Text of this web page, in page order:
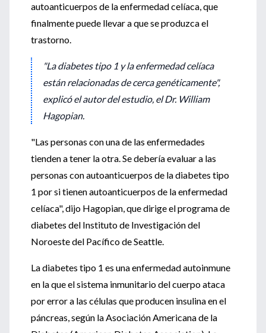
autoanticuerpos de la enfermedad celíaca, que
finalmente puede llevar a que se produzca el
trastorno.
"La diabetes tipo 1 y la enfermedad celíaca
están relacionadas de cerca genéticamente",
explicó el autor del estudio, el Dr. William
Hagopian.
"Las personas con una de las enfermedades
tienden a tener la otra. Se debería evaluar a las
personas con autoanticuerpos de la diabetes tipo
1 por si tienen autoanticuerpos de la enfermedad
celíaca", dijo Hagopian, que dirige el programa de
diabetes del Instituto de Investigación del
Noroeste del Pacífico de Seattle.
La diabetes tipo 1 es una enfermedad autoinmune
en la que el sistema inmunitario del cuerpo ataca
por error a las células que producen insulina en el
páncreas, según la Asociación Americana de la